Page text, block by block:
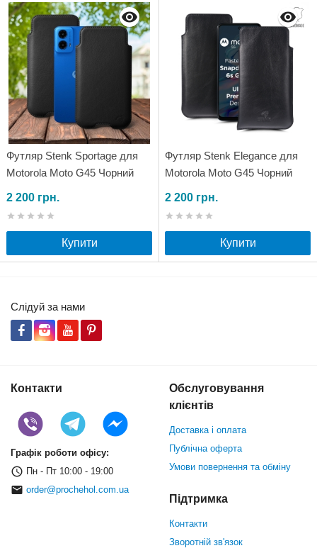
Футляр Stenk Sportage для
Motorola Moto G45 Чорний
2 200 грн.
Купити
Футляр Stenk Elegance для
Motorola Moto G45 Чорний
2 200 грн.
Купити
Слідуй за нами
Контакти
Графік роботи офісу:
Пн - Пт 10:00 - 19:00
order@prochehol.com.ua
Обслуговування
клієнтів
Доставка і оплата
Публічна оферта
Умови повернення та обміну
Підтримка
Контакти
Зворотній зв'язок